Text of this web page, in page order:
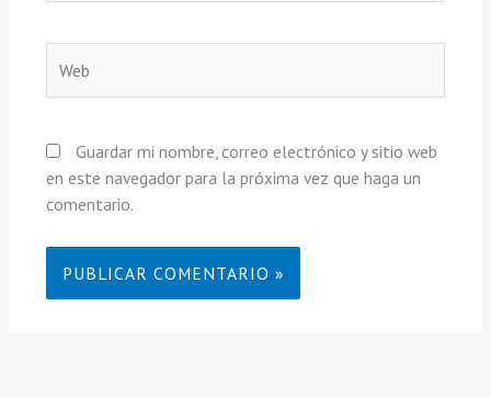
Guardar mi nombre, correo electrónico y sitio web
en este navegador para la próxima vez que haga un
comentario.